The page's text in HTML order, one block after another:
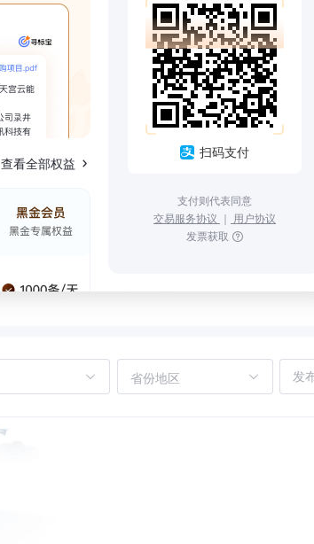
查看全部权益
扫码支付
支付则代表同意
交易服务协议 ｜ 用户协议
发票获取
省份地区